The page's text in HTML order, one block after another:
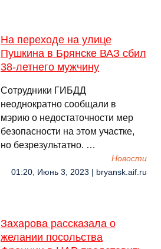
На переходе на улице
Пушкина в Брянске ВАЗ сбил
38-летнего мужчину
Сотрудники ГИБДД
неоднократно сообщали в
мэрию о недостаточности мер
безопасности на этом участке,
но безрезультатно. …
Новости
01:20, Июнь 3, 2023 | bryansk.aif.ru
Захарова рассказала о
желании посольства